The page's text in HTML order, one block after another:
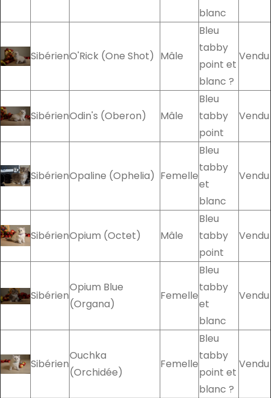
blanc
SibérienO'Rick (One Shot) Mâle
Bleu
tabby
point et
blanc ?
Vendu
SibérienOdin's (Oberon) Mâle
Bleu
tabby
point
Vendu
SibérienOpaline (Ophelia) Femelle
Bleu
tabby
et
blanc
Vendu
SibérienOpium (Octet) Mâle
Bleu
tabby
point
Vendu
Sibérien
Opium Blue
(Organa)
Femelle
Bleu
tabby
et
blanc
Vendu
Sibérien
Ouchka
(Orchidée)
Femelle
Bleu
tabby
point et
blanc ?
Vendu